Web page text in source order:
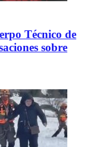
Técnico de
sobre